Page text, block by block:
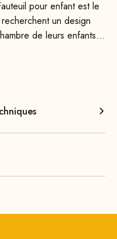
pour enfant est le
un design
de leurs enfants.
variations, son design
vives font de ce fauteuil
et grands.